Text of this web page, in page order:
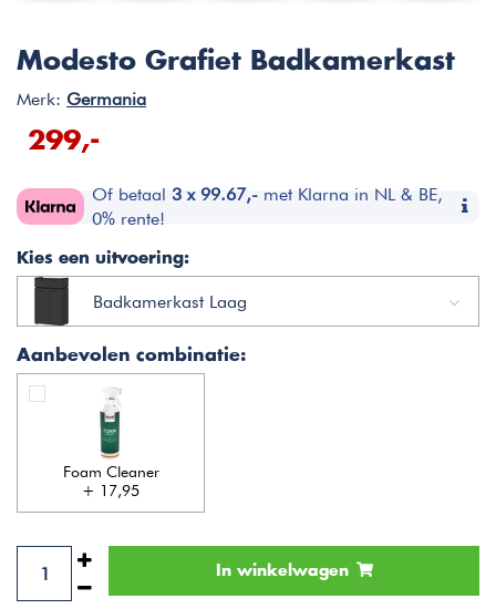
Modesto Grafiet Badkamerkast
Merk: Germania
299,-
Of betaal 3 x 99.67,-met Klarna in NL & BE,
0% rente!
Kies een uitvoering:
Badkamerkast Laag
Aanbevolen combinatie:
Foam Cleaner
+ 17,95
In winkelwagen